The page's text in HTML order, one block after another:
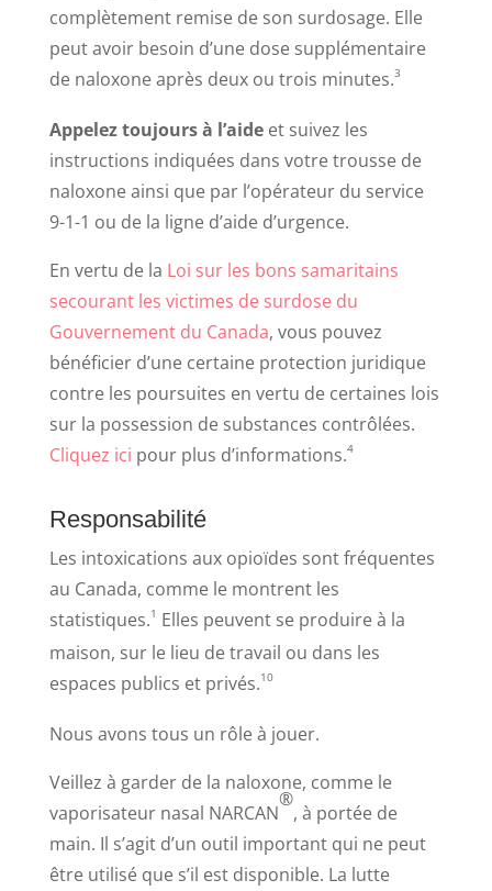
complètement remise de son surdosage. Elle
peut avoir besoin d’une dose supplémentaire
de naloxone après deux ou trois minutes.3
Appelez toujours à l’aideet suivez les
instructions indiquées dans votre trousse de
naloxone ainsi que par l’opérateur du service
9-1-1 ou de la ligne d’aide d’urgence.
En vertu de la Loi sur les bons samaritains
secourant les victimes de surdose du
Gouvernement du Canada, vous pouvez
bénéficier d’une certaine protection juridique
contre les poursuites en vertu de certaines lois
sur la possession de substances contrôlées.
Cliquez ici pour plus d’informations.4
Responsabilité
Les intoxications aux opioïdes sont fréquentes
au Canada, comme le montrent les
statistiques.1 Elles peuvent se produire à la
maison, sur le lieu de travail ou dans les
espaces publics et privés.10
Nous avons tous un rôle à jouer.
Veillez à garder de la naloxone, comme le
vaporisateur nasal NARCAN
®
, à portée de
main. Il s’agit d’un outil important qui ne peut
être utilisé que s’il est disponible. La lutte